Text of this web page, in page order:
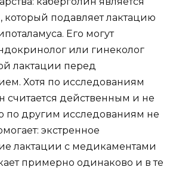
который подавляет лактацию
Его могут
или гинеколог
лактации перед
Хотя по исследованиям
считается действенным и не
по другим исследованиям не
экстренное
лактации с медикаментами
примерно одинаково и в те